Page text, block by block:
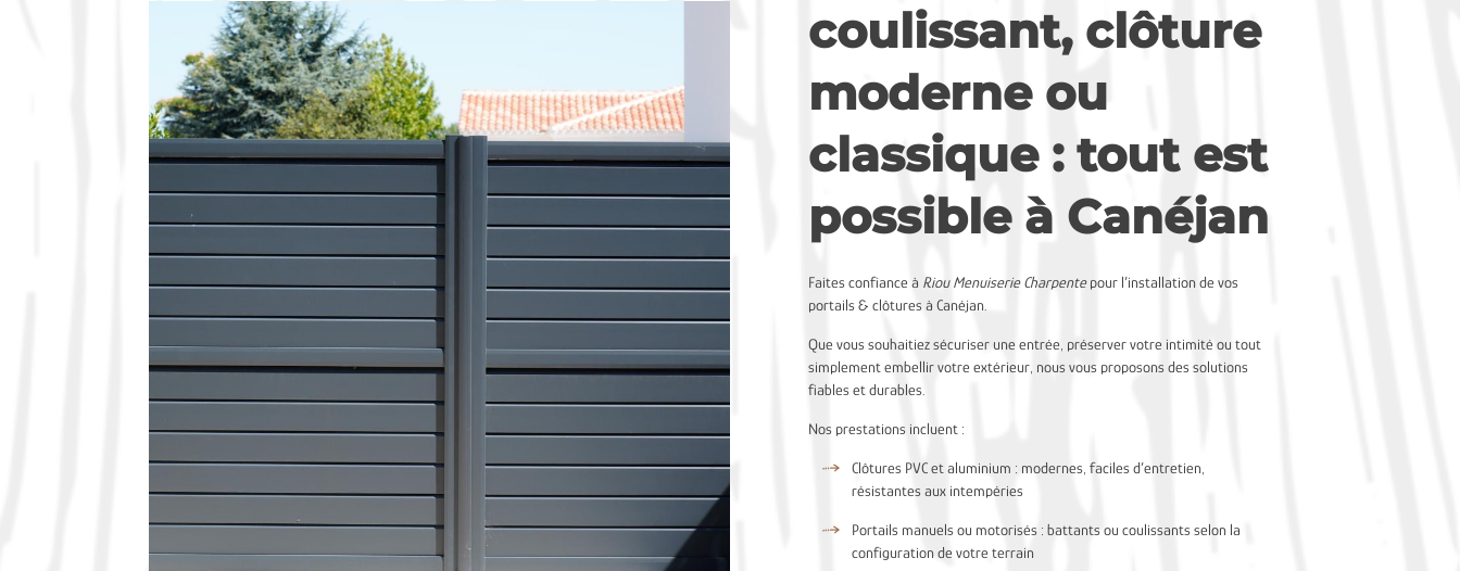
coulissant, clôture
moderne ou
classique : tout est
possible à Canéjan
Faites confiance à Riou Menuiserie Charpentepour l’installation de vos
portails & clôtures à Canéjan.
Que vous souhaitiez sécuriser une entrée, préserver votre intimité ou tout
simplement embellir votre extérieur, nous vous proposons des solutions
fiables et durables.
Nos prestations incluent :
Clôtures PVC et aluminium : modernes, faciles d’entretien,
résistantes aux intempéries
Portails manuels ou motorisés : battants ou coulissants selon la
configuration de votre terrain